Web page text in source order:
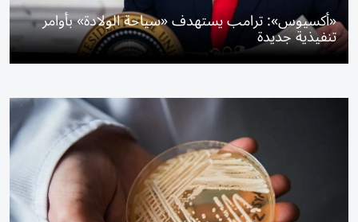
«أكسيوس»: ترامب يستهدف «سياحة الولادة» بأوامر
تنفيذية جديدة